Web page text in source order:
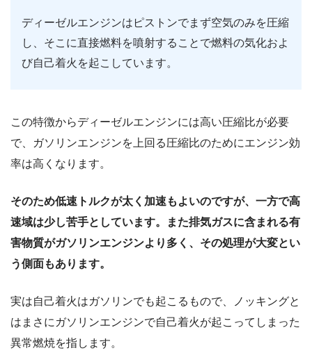
ディーゼルエンジンはピストンでまず空気のみを圧縮
し、そこに直接燃料を噴射することで燃料の気化およ
び自己着火を起こしています。
この特徴からディーゼルエンジンには高い圧縮比が必要
で、ガソリンエンジンを上回る圧縮比のためにエンジン効
率は高くなります。
そのため低速トルクが太く加速もよいのですが、一方で高
速域は少し苦手としています。また排気ガスに含まれる有
害物質がガソリンエンジンより多く、その処理が大変とい
う側面もあります。
実は自己着火はガソリンでも起こるもので、ノッキングと
はまさにガソリンエンジンで自己着火が起こってしまった
異常燃焼を指します。